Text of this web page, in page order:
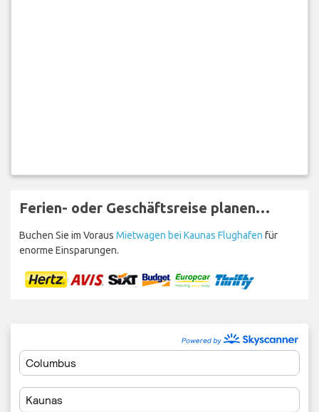
Ferien- oder Geschäftsreise planen…
Buchen Sie im Voraus Mietwagen bei Kaunas Flughafen für
enorme Einsparungen.